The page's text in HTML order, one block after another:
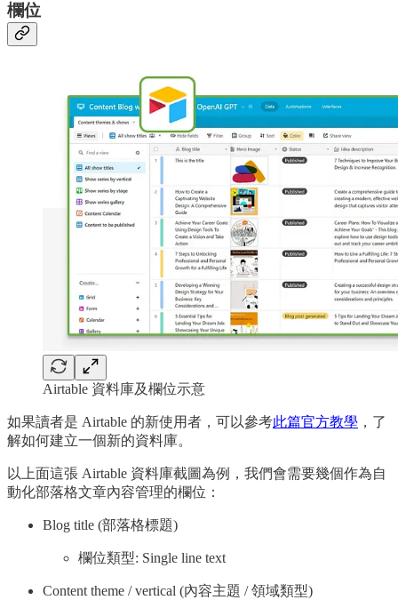
欄位
Airtable 資料庫及欄位示意
如果讀者是 Airtable 的新使用者，可以參考此篇官方教學 ，了
解如何建立一個新的資料庫。
以上面這張 Airtable 資料庫截圖為例，我們會需要幾個作為自
動化部落格文章內容管理的欄位：
Blog title (部落格標題)
欄位類型: Single line text
Content theme / vertical (內容主題 / 領域類型)